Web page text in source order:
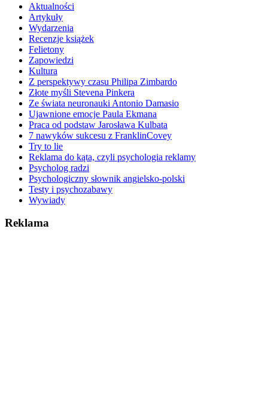
Aktualności
Artykuły
Wydarzenia
Recenzje książek
Felietony
Zapowiedzi
Kultura
Z perspektywy czasu Philipa Zimbardo
Złote myśli Stevena Pinkera
Ze świata neuronauki Antonio Damasio
Ujawnione emocje Paula Ekmana
Praca od podstaw Jarosława Kulbata
7 nawyków sukcesu z FranklinCovey
Try to lie
Reklama do kąta, czyli psychologia reklamy
Psycholog radzi
Psychologiczny słownik angielsko-polski
Testy i psychozabawy
Wywiady
Reklama